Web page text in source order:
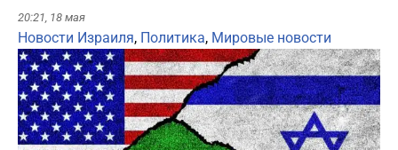
20:21, 18 мая
Новости Израиля, Политика, Мировые новости